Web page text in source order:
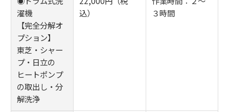
濯機
【完全分解オ
プション】
東芝・シャー
プ・日立の
ヒートポンプ
の取出し・分
解洗浄
込）
３時間